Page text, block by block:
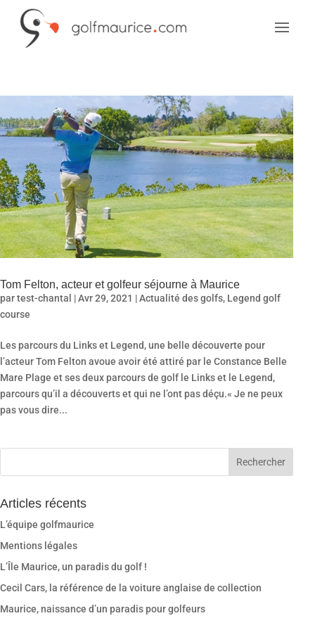
Tom Felton, acteur et golfeur séjourne à Maurice
partest-chantal | Avr 29, 2021 |Actualité des golfs, Legend golf
course
Les parcours du Links et Legend, une belle découverte pour
l’acteur Tom Felton avoue avoir été attiré par le Constance Belle
Mare Plage et ses deux parcours de golf le Links et le Legend,
parcours qu’il a découverts et qui ne l’ont pas déçu.« Je ne peux
pas vous dire...
Articles récents
L’équipe golfmaurice
Mentions légales
L’Île Maurice, un paradis du golf !
Cecil Cars, la référence de la voiture anglaise de collection
Maurice, naissance d’un paradis pour golfeurs